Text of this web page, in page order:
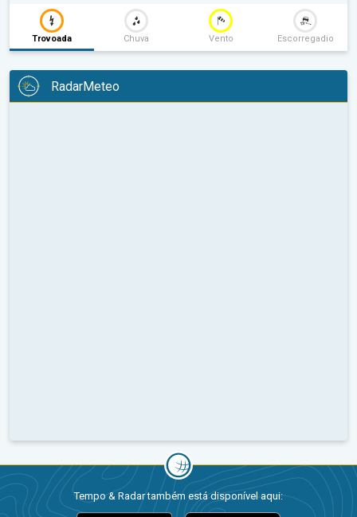
Trovoada Chuva Vento Escorregadio
RadarMeteo
Tempo & Radar também está disponível aqui: